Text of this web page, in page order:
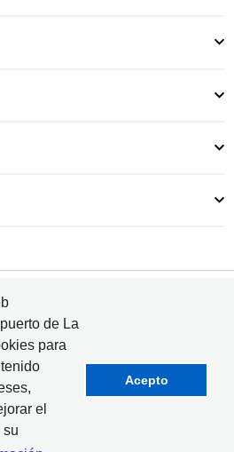
de La Isabela 2025
de La
para
el
su
Acepto